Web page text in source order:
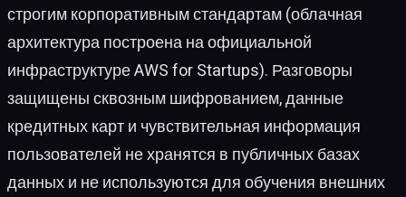
строгим корпоративным стандартам (облачная
архитектура построена на официальной
инфраструктуре AWS for Startups). Разговоры
защищены сквозным шифрованием, данные
кредитных карт и чувствительная информация
пользователей не хранятся в публичных базах
данных и не используются для обучения внешних